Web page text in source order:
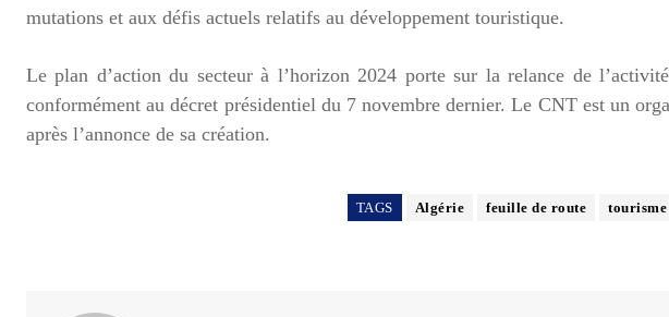
mutations et aux défis actuels relatifs au développement touristique.
Le plan d’action du secteur à l’horizon 2024 porte sur la relance de
conformément au décret présidentiel du 7 novembre dernier. Le CNT est un
après l’annonce de sa création.
TAGS Algérie feuille de route tourisme